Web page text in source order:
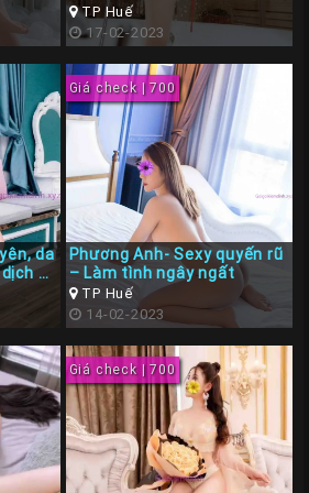
Ngoãn
TP Huế
17-02-2023
da
vụ
Giá check | 700
Phương Anh- Sexy quyến rũ
– Làm tình ngây ngất
TP Huế
14-02-2023
Giá check | 700